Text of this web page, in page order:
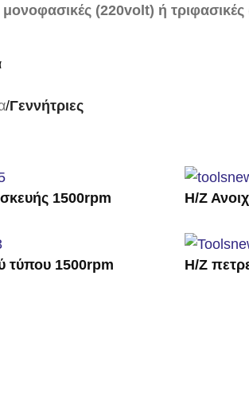
μονοφασικές (220volt) ή
/Γεννήτριες
1500rpm Η/Ζ
τύπου 1500rpm Η/Ζ